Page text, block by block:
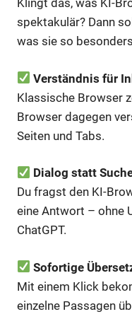
Klingt das, was KI-
spektakulär? Dann
was sie so
Verständnis für
Klassische Browser
Browser dagegen
Seiten und Tabs.
Dialog statt
Du fragst den KI-
eine Antwort – ohne
ChatGPT.
Sofortige
Mit einem Klick
einzelne Passagen